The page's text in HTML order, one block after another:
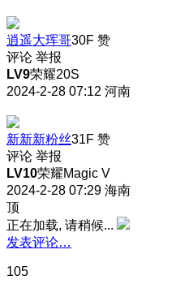
逍遥大珲哥30F 赞
评论 举报
LV9荣耀20S
2024-2-28 07:12 河南
新新新粉丝31F 赞
评论 举报
LV10荣耀Magic V
2024-2-28 07:29 海南
顶
正在加载, 请稍候...
发表评论…
105